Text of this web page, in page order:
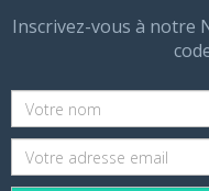
Inscrivez-vous à notre